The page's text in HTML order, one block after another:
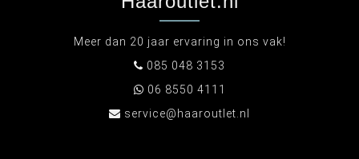
Meer dan 20 jaar ervaring in ons vak!
085 048 3153
06 8550 4111
service@haaroutlet.nl